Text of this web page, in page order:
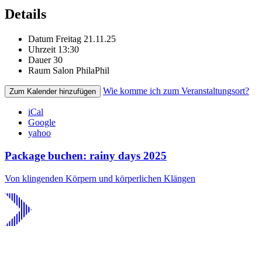
Details
Datum Freitag 21.11.25
Uhrzeit 13:30
Dauer 30
Raum Salon PhilaPhil
Zum Kalender hinzufügen Wie komme ich zum Veranstaltungsort?
iCal
Google
yahoo
Package buchen: rainy days 2025
Von klingenden Körpern und körperlichen Klängen